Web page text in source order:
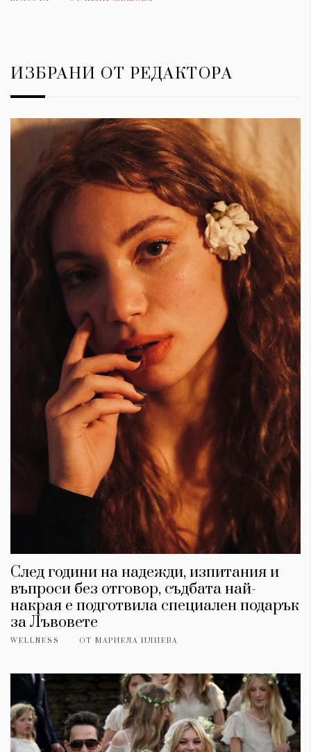
ИЗБРАНИ ОТ РЕДАКТОРА
След години на надежди, изпитания и
въпроси без отговор, съдбата най-
накрая е подготвила специален подарък
за Лъвовете
WELLNESS ОТ МАРИЕЛА ИЛИЕВА